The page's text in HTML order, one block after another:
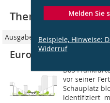
Melden Sie
Beispiele, Hinweise:
Widerruf
Thematisch
Ausgabe 01/2022
Europaallee 3.0 /
Das
vor seiner
Schauplatz
identifiziert 